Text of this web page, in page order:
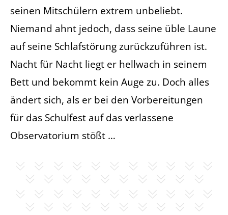
seinen Mitschülern extrem unbeliebt.
Niemand ahnt jedoch, dass seine üble Laune
auf seine Schlafstörung zurückzuführen ist.
Nacht für Nacht liegt er hellwach in seinem
Bett und bekommt kein Auge zu. Doch alles
ändert sich, als er bei den Vorbereitungen
für das Schulfest auf das verlassene
Observatorium stößt …